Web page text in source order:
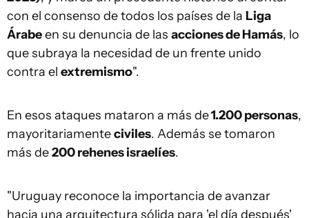
con el consenso de todos los países de la Liga
Árabeen su denuncia de las acciones de Hamás, lo
que subraya la necesidad de un frente unido
contra el extremismo".
En esos ataques mataron a más de1.200 personas,
mayoritariamenteciviles. Además se tomaron
más de200 rehenes israelíes.
"Uruguay reconoce la importancia de avanzar
hacia una arquitectura sólida para 'el día después'